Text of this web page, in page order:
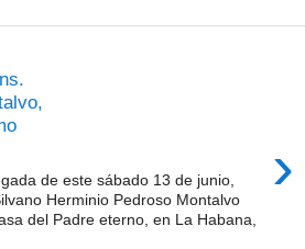
›
de este sábado 13 de junio,
Herminio Pedroso Montalvo
del Padre eterno, en La Habana,